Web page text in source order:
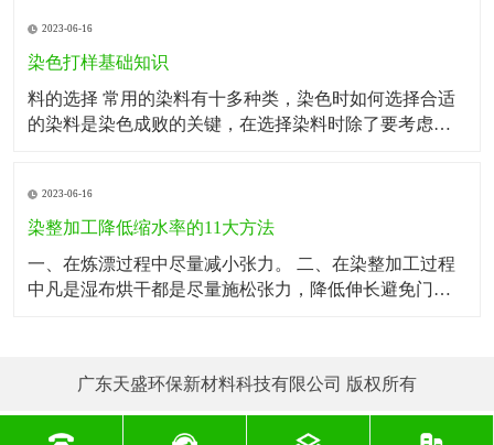
它对改进印染企业的经营具有很大作用，特别是原棉来
源不同、质量不一致，棉织物染色时会
2023-06-16
染色打样基础知识
料的选择 常用的染料有十多种类，染色时如何选择合适
的染料是染色成败的关键，在选择染料时除了要考虑所
同拼色、近拼色、少拼色的原则，以达到同步上色改进
2023-06-16
染整加工降低缩水率的11大方法
一、在炼漂过程中尽量减小张力。 二、在染整加工过程
中凡是湿布烘干都是尽量施松张力，降低伸长避免门幅
意控制纬向张力。 四、各道工序的平洗机导
广东天盛环保新材料科技有限公司 版权所有